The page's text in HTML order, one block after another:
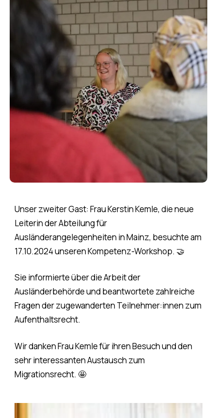
Unser zweiter Gast: Frau Kerstin Kemle, die neue
Leiterin der Abteilung für
Ausländerangelegenheiten in Mainz, besuchte am
17.10.2024 unseren Kompetenz-Workshop. 🤝
Sie informierte über die Arbeit der
Ausländerbehörde und beantwortete zahlreiche
Fragen der zugewanderten Teilnehmer:innen zum
Aufenthaltsrecht.
Wir danken Frau Kemle für ihren Besuch und den
sehr interessanten Austausch zum
Migrationsrecht. 🤩